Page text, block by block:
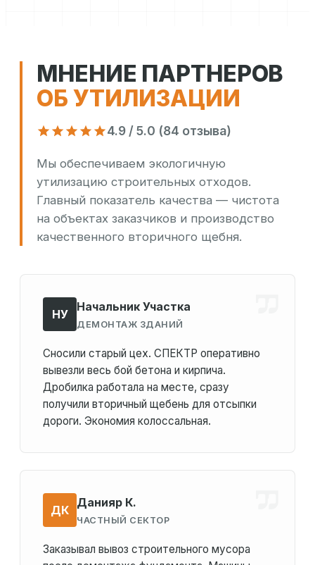
МНЕНИЕ ПАРТНЕРОВ
ОБ УТИЛИЗАЦИИ
4.9 / 5.0 (84 отзыва)
Мы обеспечиваем экологичную
утилизацию строительных отходов.
Главный показатель качества — чистота
на объектах заказчиков и производство
качественного вторичного щебня.
НУ
Начальник Участка
ДЕМОНТАЖ ЗДАНИЙ
Сносили старый цех. СПЕКТР оперативно
вывезли весь бой бетона и кирпича.
Дробилка работала на месте, сразу
получили вторичный щебень для отсыпки
дороги. Экономия колоссальная.
ДК
Данияр К.
ЧАСТНЫЙ СЕКТОР
Заказывал вывоз строительного мусора